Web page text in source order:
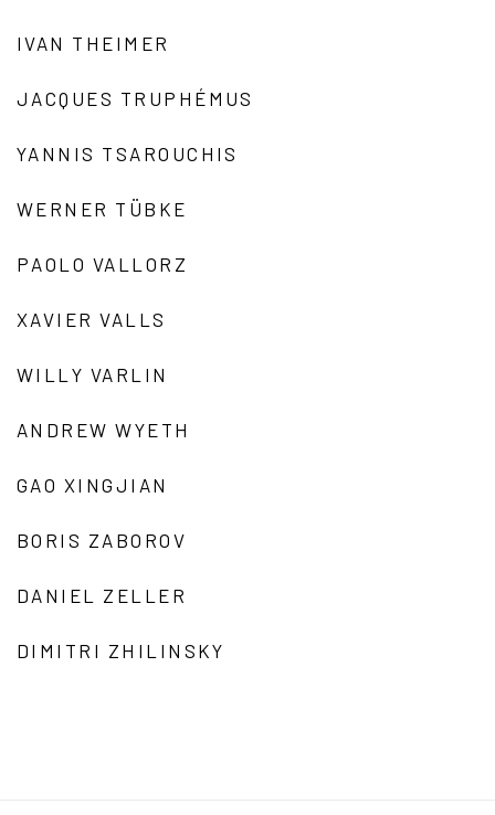
IVAN THEIMER
JACQUES TRUPHÉMUS
YANNIS TSAROUCHIS
WERNER TÜBKE
PAOLO VALLORZ
XAVIER VALLS
WILLY VARLIN
ANDREW WYETH
GAO XINGJIAN
BORIS ZABOROV
DANIEL ZELLER
DIMITRI ZHILINSKY